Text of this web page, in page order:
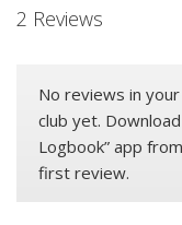
2 Reviews
No reviews in
club yet.
Logbook” app
first review.